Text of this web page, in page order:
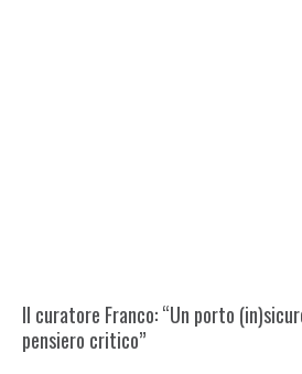
Il curatore Franco: “Un porto
pensiero critico”